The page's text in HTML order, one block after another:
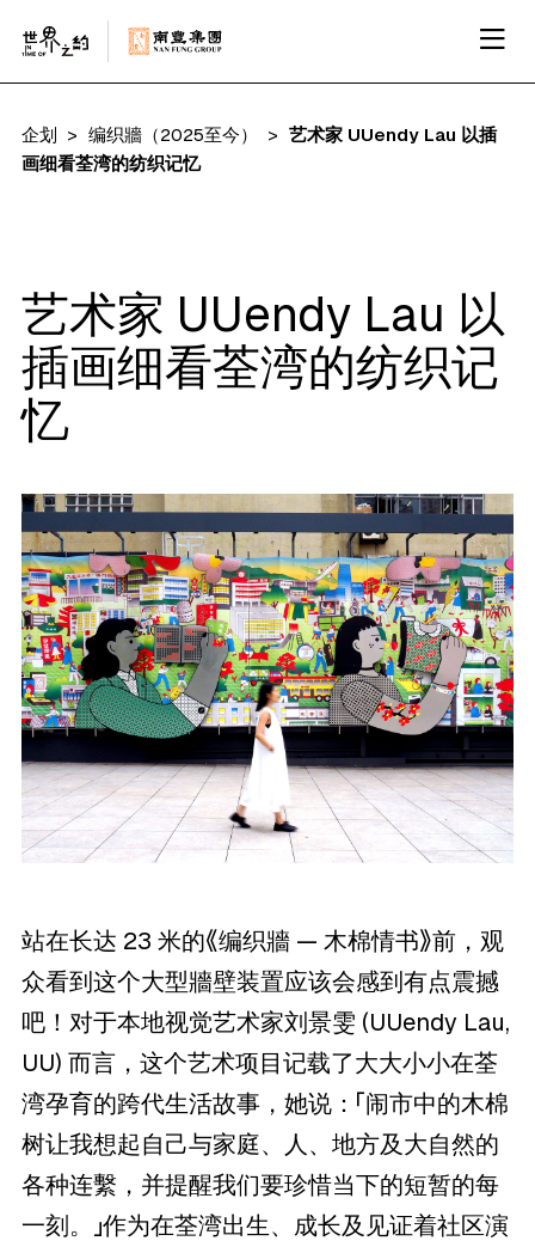
企划 编织牆（2025至今）
艺术家 UUendy Lau 以插
画细看荃湾的纺织记忆
艺术家 UUendy Lau 以
插画细看荃湾的纺织记
忆
站在长达 23 米的《编织牆 — 木棉情书》前，观
众看到这个大型牆壁装置应该会感到有点震撼
吧！对于本地视觉艺术家刘景雯 (UUendy Lau,
UU) 而言，这个艺术项目记载了大大小小在荃
湾孕育的跨代生活故事，她说：「闹市中的木棉
树让我想起自己与家庭、人、地方及大自然的
各种连繫，并提醒我们要珍惜当下的短暂的每
一刻。」作为在荃湾出生、成长及见证着社区演